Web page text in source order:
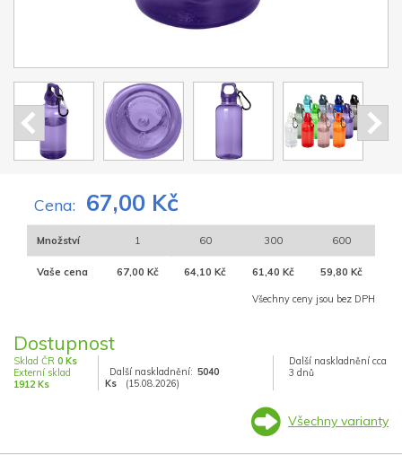
Cena: 67,00 Kč
Množství 1 60 300 600
Vaše cena 67,00 Kč 64,10 Kč 61,40 Kč 59,80 Kč
Všechny ceny jsou bez DPH
Dostupnost
Sklad ČR 0 Ks
Externí sklad
1912 Ks
Další naskladnění: 5040
Ks
(15.08.2026)
Další naskladnění cca
3 dnů
Všechny varianty